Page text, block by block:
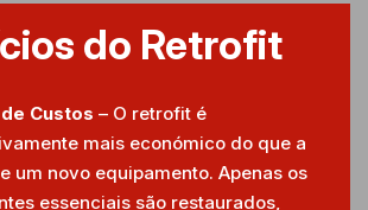
do Retrofit
Custos – O retrofit é
mais económico do que a
um novo equipamento. Apenas os
essenciais são restaurados,